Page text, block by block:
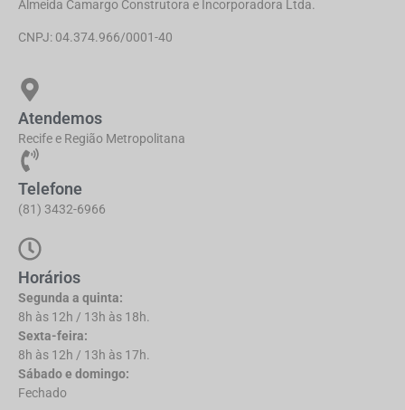
Almeida Camargo Construtora e Incorporadora Ltda.
CNPJ: 04.374.966/0001-40
Atendemos
Recife e Região Metropolitana
Telefone
(81) 3432-6966
Horários
Segunda a quinta:
8h às 12h / 13h às 18h.
Sexta-feira:
8h às 12h / 13h às 17h.
Sábado e domingo:
Fechado